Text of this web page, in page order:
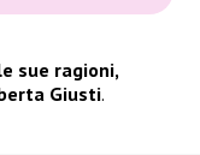
sue ragioni,
Giusti.